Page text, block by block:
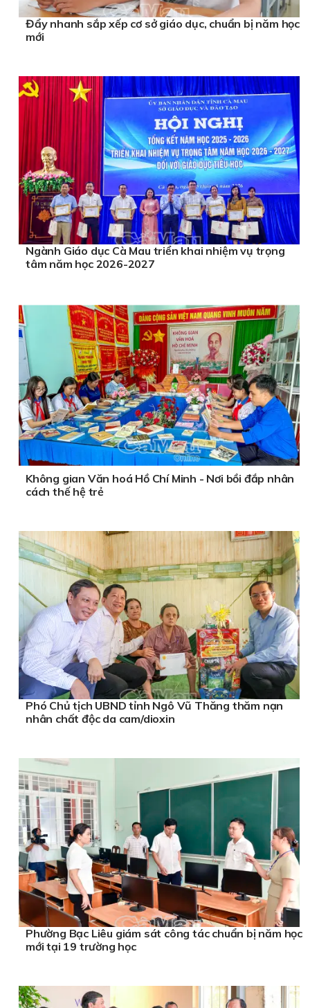
Đẩy nhanh sắp xếp cơ sở giáo dục, chuẩn bị năm học
mới
Ngành Giáo dục Cà Mau triển khai nhiệm vụ trọng
tâm năm học 2026-2027
Không gian Văn hoá Hồ Chí Minh - Nơi bồi đắp nhân
cách thế hệ trẻ
Phó Chủ tịch UBND tỉnh Ngô Vũ Thăng thăm nạn
nhân chất độc da cam/dioxin
Phường Bạc Liêu giám sát công tác chuẩn bị năm học
mới tại 19 trường học